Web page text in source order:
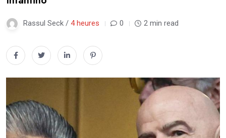
Rassul Seck / 4 heures 0 2 min read